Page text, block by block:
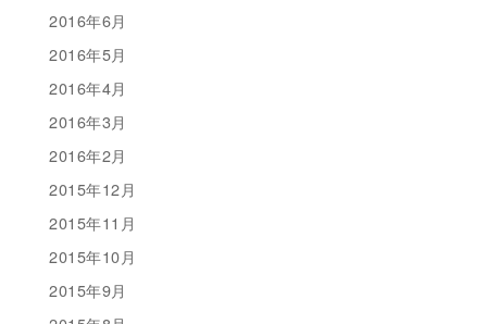
2016年6月
2016年5月
2016年4月
2016年3月
2016年2月
2015年12月
2015年11月
2015年10月
2015年9月